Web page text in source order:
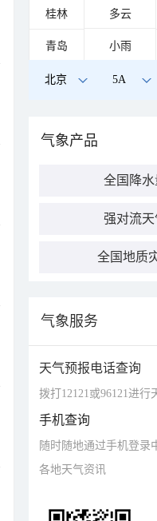
桂林 多云
青岛 小雨
北京 5A
气象产品
全国降
强对流
全国地质
气象服务
天气预报电话查询
拨打12121或96121进行
手机查询
随时随地通过手机登录
各地天气资讯